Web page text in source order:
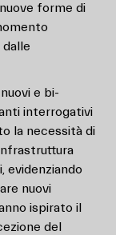
forme di
e bi-
interrogativi
la necessità di
evidenziando
nuovi
ispirato il
del